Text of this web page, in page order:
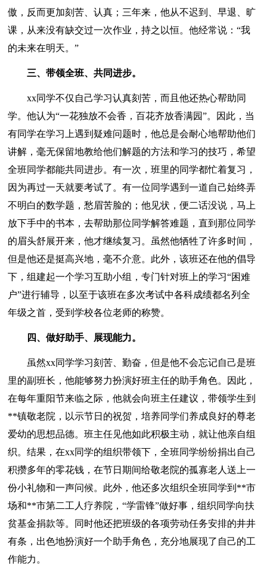
傲，反而更加刻苦、认真；三年来，他从不迟到、早退、旷
课，从来没有缺交过一次作业，持之以恒。他经常说：“我
的未来在明天。”
三、带领全班、共同进步。
xx同学不仅自己学习认真刻苦，而且他还热心帮助同
学。他认为“一花独放不会香，百花齐放香满园”。因此，当
有同学在学习上遇到疑难问题时，他总是会耐心地帮助他们
讲解，毫无保留地教给他们解题的方法和学习的技巧，希望
全班同学都能共同进步。有一次，班里的同学都忙着复习，
因为再过一天就要考试了。有一位同学遇到一道自己始终弄
不明白的数学题，愁眉苦脸的；他见状，便二话没说，马上
放下手中的书本，去帮助那位同学解答难题，直到那位同学
的眉头舒展开来，他才继续复习。虽然他牺牲了许多时间，
但是他还是挺高兴地，毫不介意。此外，该班还在他的倡导
下，组建起一个学习互助小组，专门针对班上的学习“困难
户”进行辅导，以至于该班在多次考试中各科成绩都名列全
年级之首，受到学校各位老师的称赞。
四、做好助手、展现能力。
虽然xx同学学习刻苦、勤奋，但是他不会忘记自己是班
里的副班长，他能够努力扮演好班主任的助手角色。因此，
在每年重阳节来临之际，他就会向班主任建议，带领学生到
**镇敬老院，以示节日的祝贺，培养同学们养成良好的尊老
爱幼的思想品德。班主任见他如此积极主动，就让他亲自组
织。结果，在xx同学的组织带领下，全班同学纷纷捐出自己
积攒多年的零花钱，在节日期间给敬老院的孤寡老人送上一
份小礼物和一声问候。此外，他还多次组织全班同学到**市
场和**市第二工人疗养院，“学雷锋”做好事，组织同学向扶
贫基金捐款等。同时他还把班级的各项劳动任务安排的井井
有条，出色地扮演好一个助手角色，充分地展现了自己的工
作能力。